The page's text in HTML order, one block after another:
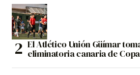
El Atlético Unión Güímar
eliminatoria canaria de